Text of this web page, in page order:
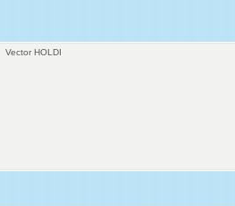
Vector HOLDI